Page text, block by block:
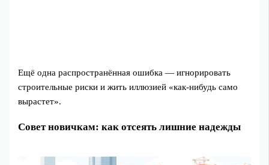
Ещё одна распространённая ошибка — игнорировать
строительные риски и жить иллюзией «как‑нибудь само
вырастет».
Совет новичкам: как отсеять лишние надежды